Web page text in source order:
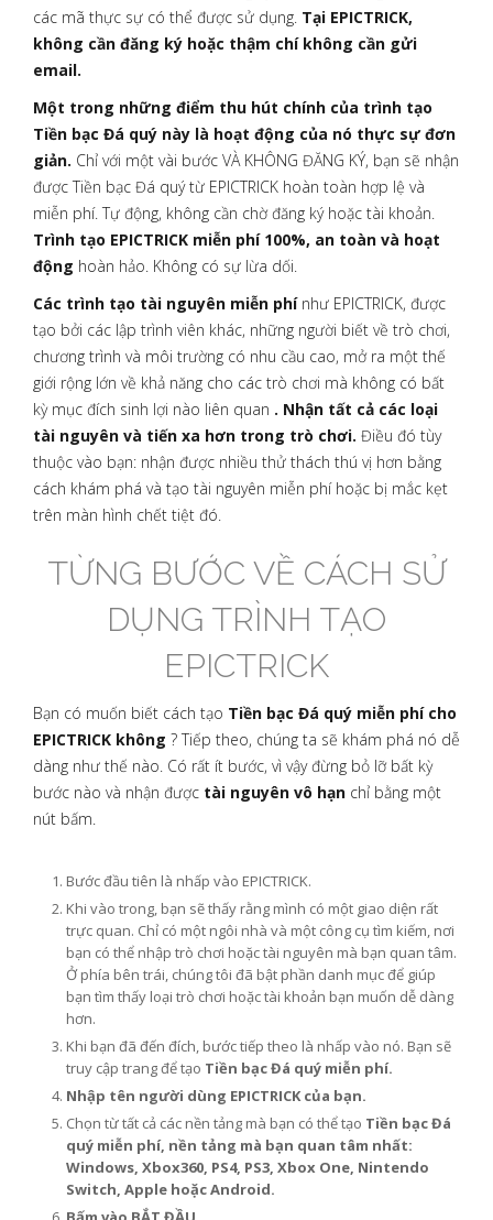
các mã thực sự có thể được sử dụng. Tại EPICTRICK,
không cần đăng ký hoặc thậm chí không cần gửi
email.
Một trong những điểm thu hút chính của trình tạo
Tiền bạc Đá quý này là hoạt động của nó thực sự đơn
giản. Chỉ với một vài bước VÀ KHÔNG ĐĂNG KÝ, bạn sẽ nhận
được Tiền bạc Đá quý từ EPICTRICK hoàn toàn hợp lệ và
miễn phí. Tự động, không cần chờ đăng ký hoặc tài khoản.
Trình tạo EPICTRICK miễn phí 100%, an toàn và hoạt
động hoàn hảo. Không có sự lừa dối.
Các trình tạo tài nguyên miễn phínhư EPICTRICK, được
tạo bởi các lập trình viên khác, những người biết về trò chơi,
chương trình và môi trường có nhu cầu cao, mở ra một thế
giới rộng lớn về khả năng cho các trò chơi mà không có bất
kỳ mục đích sinh lợi nào liên quan . Nhận tất cả các loại
tài nguyên và tiến xa hơn trong trò chơi. Điều đó tùy
thuộc vào bạn: nhận được nhiều thử thách thú vị hơn bằng
cách khám phá và tạo tài nguyên miễn phí hoặc bị mắc kẹt
trên màn hình chết tiệt đó.
TỪNG BƯỚC VỀ CÁCH SỬ
DỤNG TRÌNH TẠO
EPICTRICK
Bạn có muốn biết cách tạo Tiền bạc Đá quý miễn phí cho
EPICTRICK không ? Tiếp theo, chúng ta sẽ khám phá nó dễ
dàng như thế nào. Có rất ít bước, vì vậy đừng bỏ lỡ bất kỳ
bước nào và nhận được tài nguyên vô hạn chỉ bằng một
nút bấm.
Bước đầu tiên là nhấp vào EPICTRICK.
Khi vào trong, bạn sẽ thấy rằng mình có một giao diện rất
trực quan. Chỉ có một ngôi nhà và một công cụ tìm kiếm, nơi
bạn có thể nhập trò chơi hoặc tài nguyên mà bạn quan tâm.
Ở phía bên trái, chúng tôi đã bật phần danh mục để giúp
bạn tìm thấy loại trò chơi hoặc tài khoản bạn muốn dễ dàng
hơn.
Khi bạn đã đến đích, bước tiếp theo là nhấp vào nó. Bạn sẽ
truy cập trang để tạo Tiền bạc Đá quý miễn phí.
Nhập tên người dùng EPICTRICK của bạn.
Chọn từ tất cả các nền tảng mà bạn có thể tạo Tiền bạc Đá
quý miễn phí, nền tảng mà bạn quan tâm nhất:
Windows, Xbox360, PS4, PS3, Xbox One, Nintendo
Switch, Apple hoặc Android.